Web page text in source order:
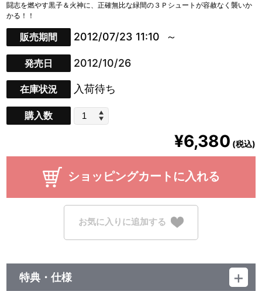
闘志を燃やす黒子＆火神に、正確無比な緑間の３Ｐシュートが容赦なく襲いか
かる！！
販売期間 2012/07/23 11:10
発売日 2012/10/26
在庫状況 入荷待ち
購入数
¥6,380 (税込)
ショッピングカートに入れる
お気に入りに追加する
特典・仕様